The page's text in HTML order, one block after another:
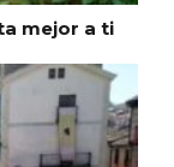
mejor a ti
Rueda